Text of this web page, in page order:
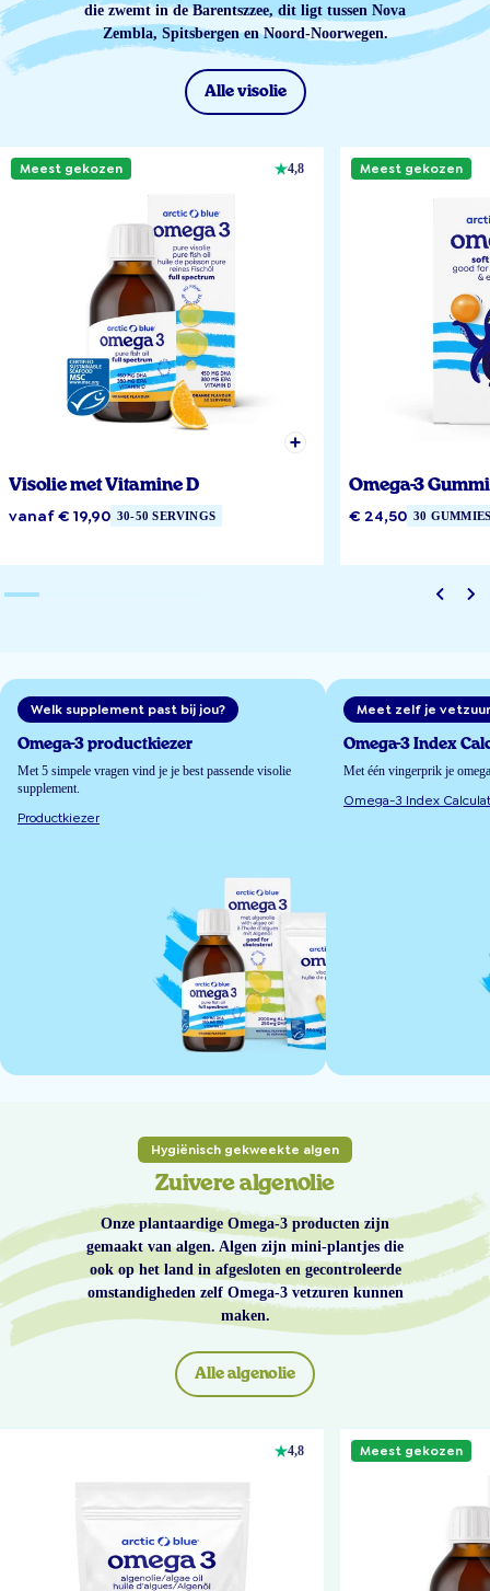
die zwemt in de Barentszzee, dit ligt tussen Nova
Zembla, Spitsbergen en Noord-Noorwegen.
Alle visolie
Meest gekozen 4,8
Visolie met Vitamine D
vanaf € 19,90 30-50 SERVINGS
Meest gekozen
Omega-3
€ 24,50 30
Welk supplement past bij jou?
Omega-3 productkiezer
Met 5 simpele vragen vind je je best passende visolie
supplement.
Productkiezer
Meet zelf je
Omega-3 Index
Met één vingerprik je
Omega-3 Index
Hygiënisch gekweekte algen
Zuivere algenolie
Onze plantaardige Omega-3 producten zijn
gemaakt van algen. Algen zijn mini-plantjes die
ook op het land in afgesloten en gecontroleerde
omstandigheden zelf Omega-3 vetzuren kunnen
maken.
Alle algenolie
4,8 Meest gekozen